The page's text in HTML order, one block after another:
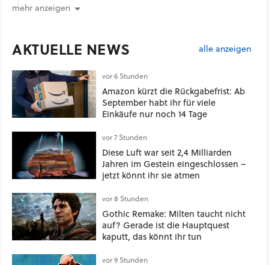
mehr anzeigen
AKTUELLE NEWS alle anzeigen
vor 6 Stunden
Amazon kürzt die Rückgabefrist: Ab
September habt ihr für viele
Einkäufe nur noch 14 Tage
vor 7 Stunden
Diese Luft war seit 2,4 Milliarden
Jahren im Gestein eingeschlossen –
jetzt könnt ihr sie atmen
vor 8 Stunden
Gothic Remake: Milten taucht nicht
auf? Gerade ist die Hauptquest
kaputt, das könnt ihr tun
vor 9 Stunden